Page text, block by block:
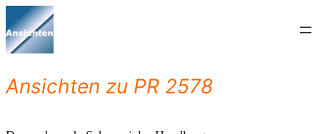
Zum
Inhalt
springen
Ansichten zu PR 2578